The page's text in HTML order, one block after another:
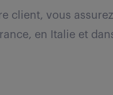
client, vous
en Italie et